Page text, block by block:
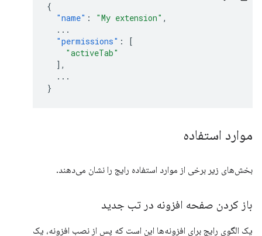
{
"name" : "My extension" ,
...
"permissions" :
[
"activeTab"
],
...
}
موارد استفاده
بخش‌های زیر برخی از موارد استفاده رایج را نشان می‌دهند.
باز کردن صفحه افزونه در تب جدید
یک الگوی رایج برای افزونه‌ها این است که پس از نصب افزونه، یک